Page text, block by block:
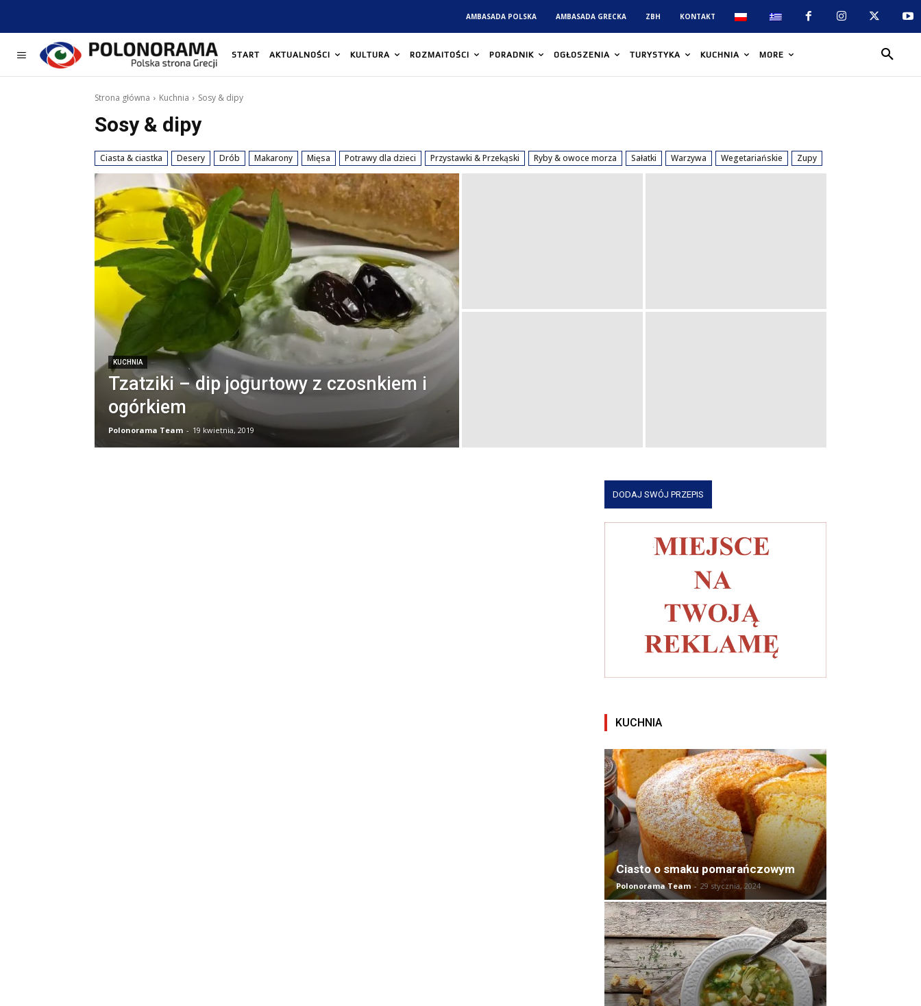
AMBASADA POLSKA AMBASADA GRECKA ZBH KONTAKT
START AKTUALNOŚCI KULTURA ROZMAITOŚCI PORADNIK OGŁOSZENIA TURYSTYKA KUCHNIA MORE
Strona główna Kuchnia Sosy & dipy
Sosy & dipy
Ciasta & ciastka Desery Drób Makarony Mięsa Potrawy dla dzieci Przystawki & Przekąski Ryby & owoce morza Sałatki Warzywa Wegetariańskie Zupy
KUCHNIA
Tzatziki – dip jogurtowy z czosnkiem i
ogórkiem
Polonorama Team - 19 kwietnia, 2019
DODAJ SWÓJ PRZEPIS
KUCHNIA
Ciasto o smaku pomarańczowym
Polonorama Team - 29 stycznia, 2024